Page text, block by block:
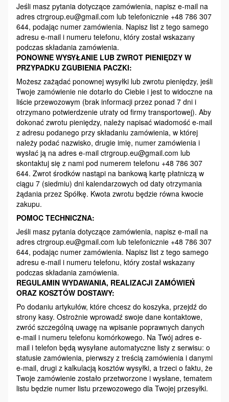
Jeśli masz pytania dotyczące zamówienia, napisz e-mail na
adres ctrgroup.eu@gmail.com lub telefonicznie +48 786 307
644, podając numer zamówienia. Napisz list z tego samego
adresu e-mail i numeru telefonu, który został wskazany
podczas składania zamówienia.
PONOWNE WYSYŁANIE LUB ZWROT PIENIĘDZY W
PRZYPADKU ZGUBIENIA PACZKI:
Możesz zażądać ponownej wysyłki lub zwrotu pieniędzy, jeśli
Twoje zamówienie nie dotarło do Ciebie i jest to widoczne na
liście przewozowym (brak informacji przez ponad 7 dni i
otrzymano potwierdzenie utraty od firmy transportowej). Aby
dokonać zwrotu pieniędzy, należy napisać wiadomość e-mail
z adresu podanego przy składaniu zamówienia, w której
należy podać nazwisko, drugie imię, numer zamówienia i
wysłać ją na adres e-mail ctrgroup.eu@gmail.com lub
skontaktuj się z nami pod numerem telefonu +48 786 307
644. Zwrot środków nastąpi na bankową kartę płatniczą w
ciągu 7 (siedmiu) dni kalendarzowych od daty otrzymania
żądania przez Spółkę. Kwota zwrotu będzie równa kwocie
zakupu.
POMOC TECHNICZNA:
Jeśli masz pytania dotyczące zamówienia, napisz e-mail na
adres ctrgroup.eu@gmail.com lub telefonicznie +48 786 307
644, podając numer zamówienia. Napisz list z tego samego
adresu e-mail i numeru telefonu, który został wskazany
podczas składania zamówienia.
REGULAMIN WYDAWANIA, REALIZACJI ZAMÓWIEŃ
ORAZ KOSZTÓW DOSTAWY:
Po dodaniu artykułów, które chcesz do koszyka, przejdź do
strony kasy. Ostrożnie wprowadź swoje dane kontaktowe,
zwróć szczególną uwagę na wpisanie poprawnych danych
e-mail i numeru telefonu komórkowego. Na Twój adres e-
mail i telefon będą wysyłane automatyczne listy z serwisu: o
statusie zamówienia, pierwszy z treścią zamówienia i danymi
e-mail, drugi z kalkulacją kosztów wysyłki, a trzeci o faktu, że
Twoje zamówienie zostało przetworzone i wysłane, tematem
listu będzie numer listu przewozowego dla Twojej przesyłki.